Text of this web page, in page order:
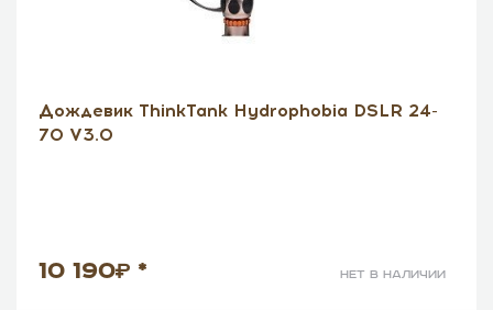
Дождевик ThinkTank Hydrophobia DSLR 24-
70 V3.0
10 190 * нет в наличии